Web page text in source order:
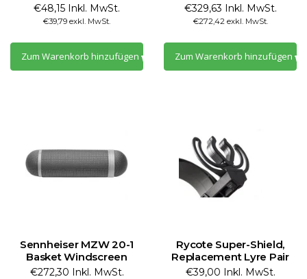
€48,15 Inkl. MwSt.
€39,79 exkl. MwSt.
Zum Warenkorb hinzufügen
€329,63 Inkl. MwSt.
€272,42 exkl. MwSt.
Zum Warenkorb hinzufügen
Sennheiser MZW 20-1
Basket Windscreen
€272,30 Inkl. MwSt.
Rycote Super-Shield,
Replacement Lyre Pair
€39,00 Inkl. MwSt.